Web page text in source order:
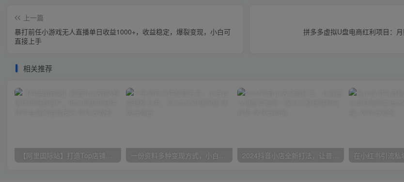
上一篇
暴打前任小游戏无人直播单日收益1000+，收益稳定，爆裂变现，小白可
直接上手
拼多多虚拟U盘电商红利项目：
相关推荐
【阿里国际站】打造Top店铺&获得优质询盘客户，​95%的国际站讲师不会说的运营技巧 一份资料多种变现方式，小白也能轻松上手，日入800不是问题 2024抖音小店全新打法，让普通人也能学会做一家长久稳定赚钱的抖店